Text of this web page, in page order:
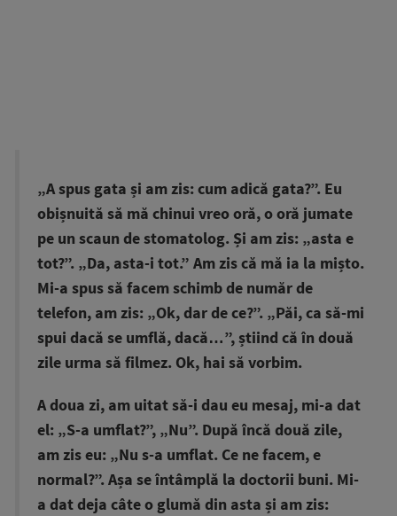
„A spus gata și am zis: cum adică gata?”. Eu
obișnuită să mă chinui vreo oră, o oră jumate
pe un scaun de stomatolog. Și am zis: „asta e
tot?”. „Da, asta-i tot.” Am zis că mă ia la mișto.
Mi-a spus să facem schimb de număr de
telefon, am zis: „Ok, dar de ce?”. „Păi, ca să-mi
spui dacă se umflă, dacă…”, știind că în două
zile urma să filmez. Ok, hai să vorbim.
A doua zi, am uitat să-i dau eu mesaj, mi-a dat
el: „S-a umflat?”, „Nu”. După încă două zile,
am zis eu: „Nu s-a umflat. Ce ne facem, e
normal?”. Așa se întâmplă la doctorii buni. Mi-
a dat deja câte o glumă din asta și am zis: